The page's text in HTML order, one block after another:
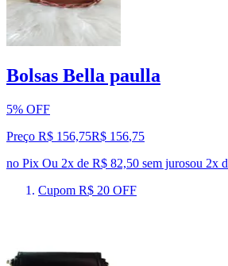
Bolsas Bella paulla
5% OFF
Preço R$ 156,75R$ 156,75
no Pix Ou 2x de R$ 82,50 sem jurosou 2x
Cupom R$ 20 OFF